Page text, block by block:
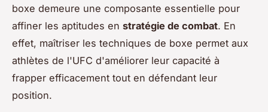
boxe demeure une composante essentielle pour
affiner les aptitudes en stratégie de combat. En
effet, maîtriser les techniques de boxe permet aux
athlètes de l'UFC d'améliorer leur capacité à
frapper efficacement tout en défendant leur
position.